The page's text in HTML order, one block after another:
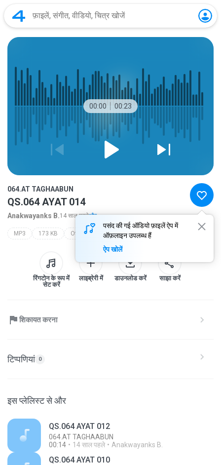
00:00 00:23
पसंद की गई ऑडियो फ़ाइलें ऐप में
ऑफ़लाइन उपलब्ध हैं
ऐप खोलें
064.AT TAGHAABUN
QS.064 AYAT 014
Anakwayanks B.14 साल पहलेऔर...
MP3 173 KB Other madaniyyah
रिंगटोन के रूप में
सेट करें
लाइब्रेरी में डाउनलोड करें साझा करें
शिकायत करना
टिप्पणियां 0
इस प्लेलिस्ट से और
QS.064 AYAT 012
064.AT TAGHAABUN
00:14
14 साल पहले Anakwayanks B.
QS.064 AYAT 010